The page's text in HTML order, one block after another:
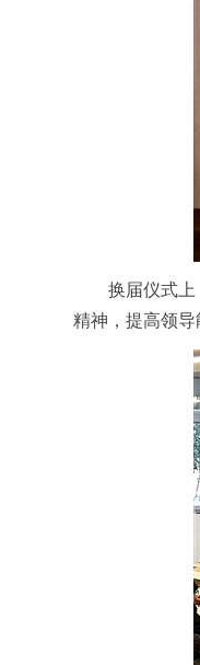
换届仪式
精神，提高领导